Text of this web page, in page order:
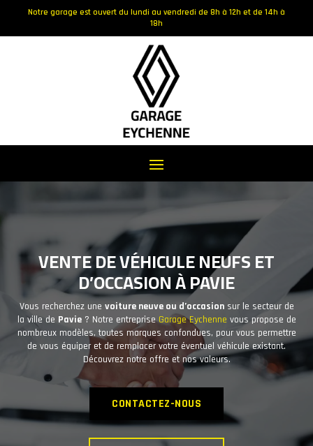
Notre garage est ouvert du lundi au vendredi de 8h à 12h et de 14h à
18h
VENTE DE VÉHICULE NEUFS ET
D’OCCASION À PAVIE
Vous recherchez une voiture neuve ou d’occasionsur le secteur de
la ville de Pavie? Notre entrepriseGarage Eychenne vous propose de
nombreux modèles, toutes marques confondues, pour vous permettre
de vous équiper et de remplacer votre éventuel véhicule existant.
Découvrez notre offre et nos valeurs.
CONTACTEZ-NOUS